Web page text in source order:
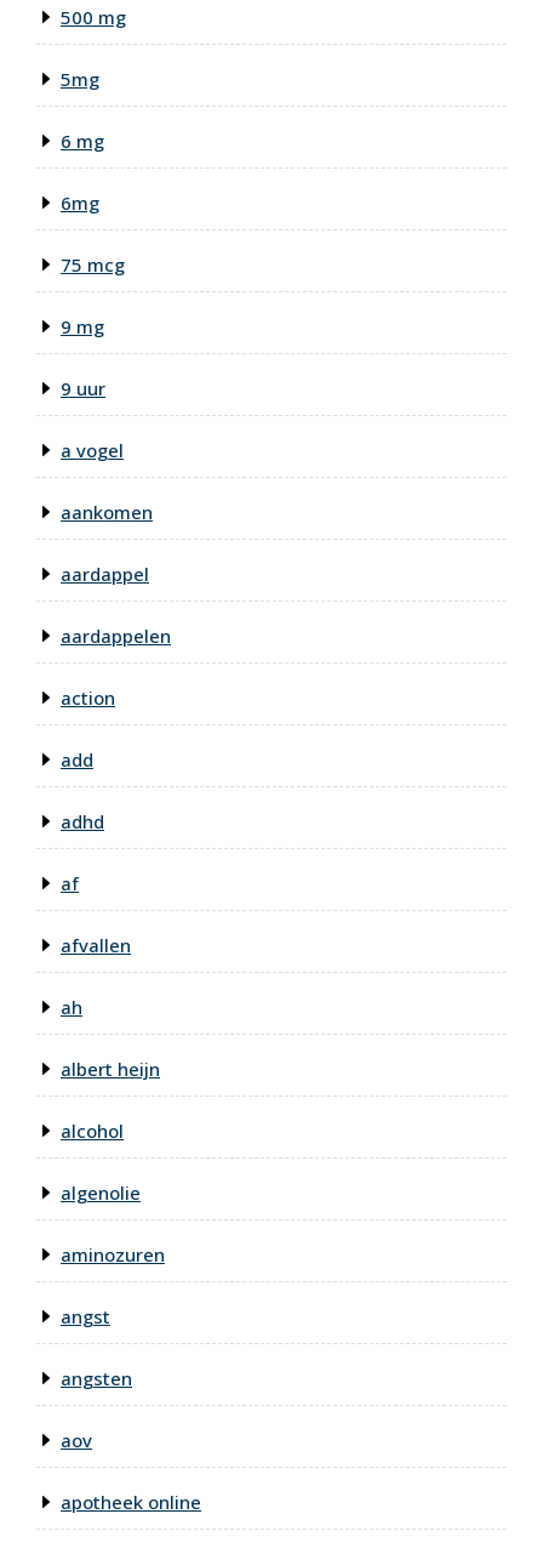
500 mg
5mg
6 mg
6mg
75 mcg
9 mg
9 uur
a vogel
aankomen
aardappel
aardappelen
action
add
adhd
af
afvallen
ah
albert heijn
alcohol
algenolie
aminozuren
angst
angsten
aov
apotheek online